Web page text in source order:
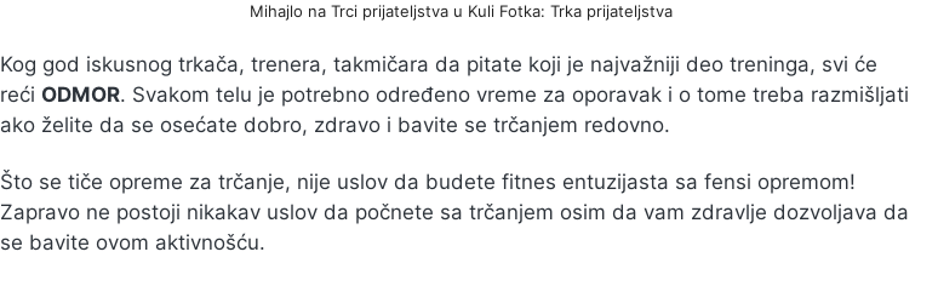
Mihajlo na Trci prijateljstva u Kuli Fotka: Trka prijateljstva
Kog god iskusnog trkača, trenera, takmičara da pitate koji je najvažniji deo treninga, svi će
reći ODMOR. Svakom telu je potrebno određeno vreme za oporavak i o tome treba razmišljati
ako želite da se osećate dobro, zdravo i bavite se trčanjem redovno.
Što se tiče opreme za trčanje, nije uslov da budete fitnes entuzijasta sa fensi opremom!
Zapravo ne postoji nikakav uslov da počnete sa trčanjem osim da vam zdravlje dozvoljava da
se bavite ovom aktivnošću.